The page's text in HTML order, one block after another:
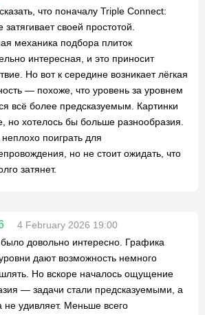
что поначалу Triple Connect:
затягивает своей простотой.
механика подбора плиток
интересная, и это приносит
Но вот к середине возникает лёгкая
— похоже, что уровень за уровнем
всё более предсказуемым. Картинки
но хотелось бы больше разнообразия.
поиграть для
но не стоит ожидать, что
затянет.
4 February 2026 19:00
довольно интересно. Графика
дают возможность немного
Но вскоре началось ощущение
— задачи стали предсказуемыми, а
не удивляет. Меньше всего